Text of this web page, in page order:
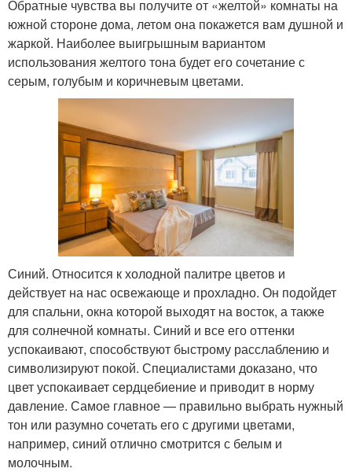
Обратные чувства вы получите от «желтой» комнаты на
южной стороне дома, летом она покажется вам душной и
жаркой. Наиболее выигрышным вариантом
использования желтого тона будет его сочетание с
серым, голубым и коричневым цветами.
Синий. Относится к холодной палитре цветов и
действует на нас освежающе и прохладно. Он подойдет
для спальни, окна которой выходят на восток, а также
для солнечной комнаты. Синий и все его оттенки
успокаивают, способствуют быстрому расслаблению и
символизируют покой. Специалистами доказано, что
цвет успокаивает сердцебиение и приводит в норму
давление. Самое главное — правильно выбрать нужный
тон или разумно сочетать его с другими цветами,
например, синий отлично смотрится с белым и
молочным.